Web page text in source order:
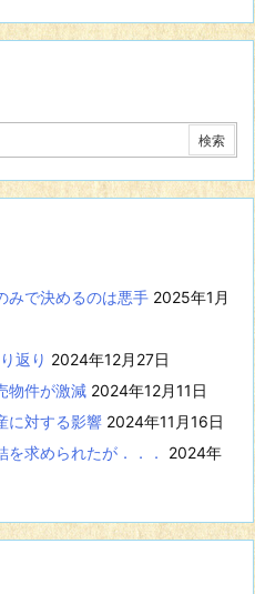
みで決めるのは悪手 2025年1月
返り 2024年12月27日
物件が激減 2024年12月11日
に対する影響 2024年11月16日
求められたが．．．
2024年